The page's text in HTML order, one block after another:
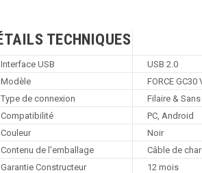
TECHNIQUES
Interface USB
USB 2.0
Modèle
FORCE GC30
Type de connexion
Filaire & Sans
Compatibilité
PC, Android
Couleur
Noir
Contenu de l'emballage
Câble de
Garantie Constructeur
12 mois